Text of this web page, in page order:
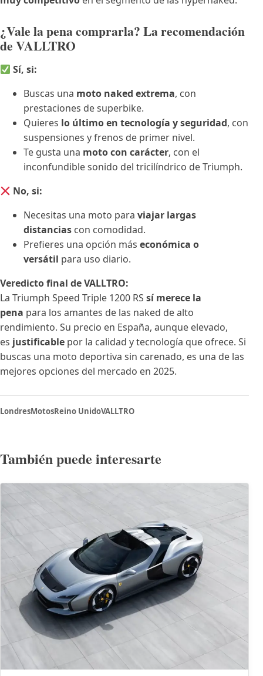
¿Vale la pena comprarla? La recomendación
de VALLTRO
Sí, si:
Buscas una moto naked extrema, con
prestaciones de superbike.
Quieres lo último en tecnología y seguridad, con
suspensiones y frenos de primer nivel.
Te gusta una moto con carácter, con el
inconfundible sonido del tricilíndrico de Triumph.
No, si:
Necesitas una moto para viajar largas
distancias con comodidad.
Prefieres una opción más económica o
versátil para uso diario.
Veredicto final de VALLTRO:
La Triumph Speed Triple 1200 RS sí merece la
pena para los amantes de las naked de alto
rendimiento. Su precio en España, aunque elevado,
es justificable por la calidad y tecnología que ofrece. Si
buscas una moto deportiva sin carenado, es una de las
mejores opciones del mercado en 2025.
LondresMotosReino UnidoVALLTRO
También puede interesarte